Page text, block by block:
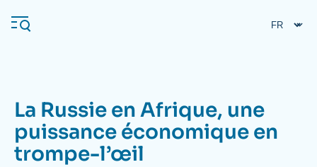
au
contenu
Navigation
principale
L'Ifri
La Russie en Afrique, une
puissance économique en
trompe-l’œil